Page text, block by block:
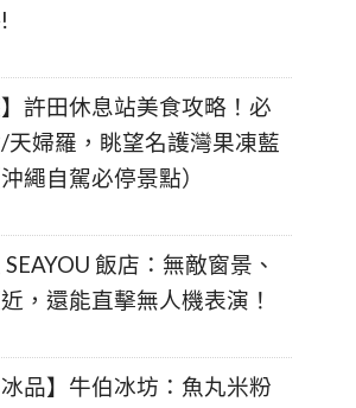
】許田休息站美食攻略！必
天婦羅，眺望名護灣果凍藍
繩自駕必停景點）
飯店：無敵窗景、
，還能直擊無人機表演！
冰品】牛伯冰坊：魚丸米粉